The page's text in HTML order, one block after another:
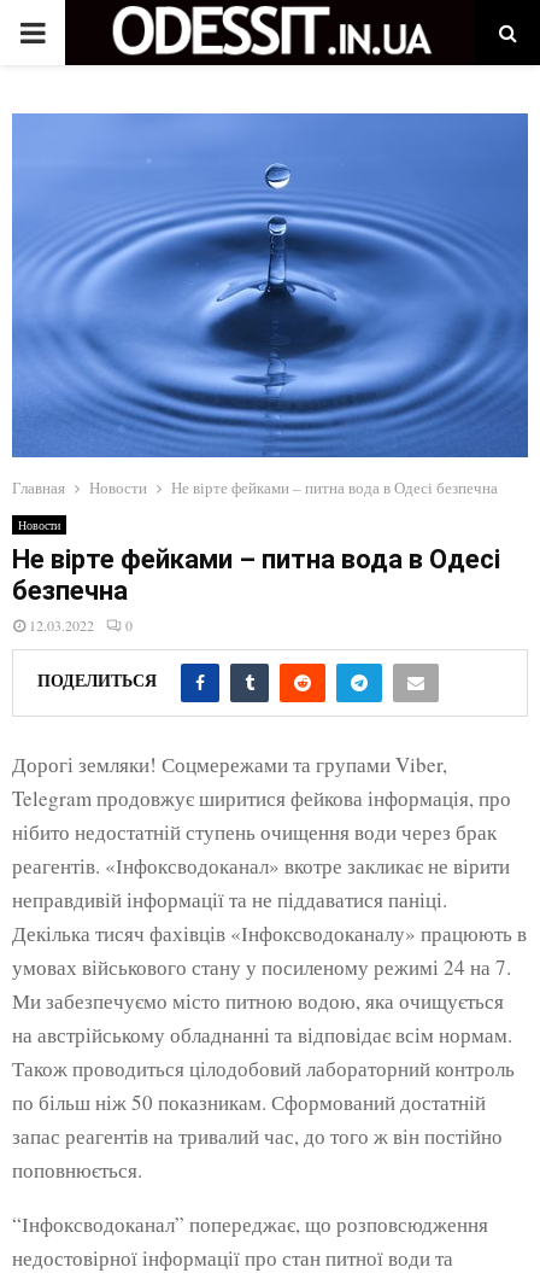
P
R
M
E
N
U
Главная Новости Не вірте фейками – питна вода в Одесі безпечна
Новости
Не вірте фейками – питна вода в Одесі
безпечна
12.03.2022 0
ПОДЕЛИТЬСЯ
Дорогі земляки! Соцмережами та групами Viber,
Telegram продовжує ширитися фейкова інформація, про
нібито недостатній ступень очищення води через брак
реагентів. «Інфоксводоканал» вкотре закликає не вірити
неправдивій інформації та не піддаватися паніці.
Декілька тисяч фахівців «Інфоксводоканалу» працюють в
умовах військового стану у посиленому режимі 24 на 7.
Ми забезпечуємо місто питною водою, яка очищується
на австрійському обладнанні та відповідає всім нормам.
Також проводиться цілодобовий лабораторний контроль
по більш ніж 50 показникам. Сформований достатній
запас реагентів на тривалий час, до того ж він постійно
поповнюється.
“Інфоксводоканал” попереджає, що розповсюдження
недостовірної інформації про стан питної води та